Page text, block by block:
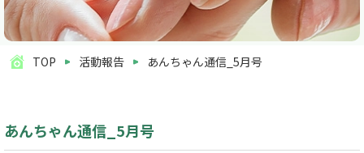
TOP 活動報告 あんちゃん通信_5月号
あんちゃん通信_5月号